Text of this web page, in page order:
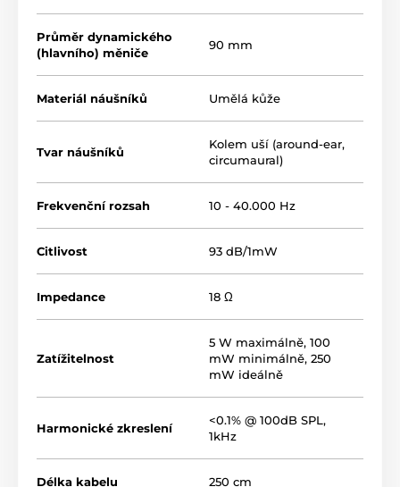
Průměr dynamického
(hlavního) měniče
90 mm
Materiál náušníků Umělá kůže
Tvar náušníků
Kolem uší (around-ear,
circumaural)
Frekvenční rozsah 10 - 40.000 Hz
Citlivost 93 dB/1mW
Impedance 18 Ω
Zatížitelnost
5 W maximálně, 100
mW minimálně, 250
mW ideálně
Harmonické zkreslení
<0.1% @ 100dB SPL,
1kHz
Délka kabelu 250 cm